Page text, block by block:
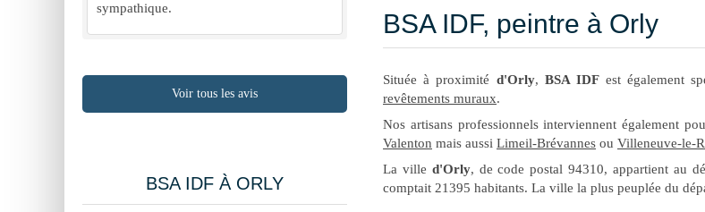
BSA IDF, peintre à Orly
Située à proximité d'Orly, BSA IDFest également
revêtements muraux.
Nos artisans professionnels interviennent également
Valenton mais aussi Limeil-Brévannes ou Villeneuve-le-
La ville d'Orly, de code postal 94310, appartient au
comptait 21395 habitants. La ville la plus peuplée du
sympathique.
Voir tous les avis
BSA IDF À ORLY